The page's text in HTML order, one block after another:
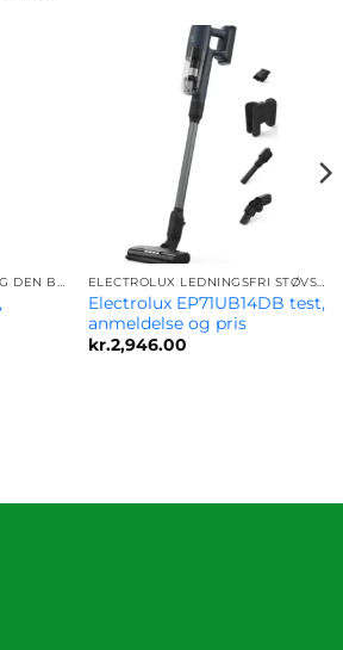
HÅNDSTØVSUGERE - VÆLG DEN BEDSTE MODEL FOR DIG ELECTROLUX LEDNINGSFRI STØVSUGER
Electrolux EP71UB14DB test,
anmeldelse og pris
kr.2,946.00